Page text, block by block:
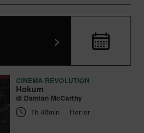
>
CINEMA REVOLUTION
Hokum
di Damian McCarthy
1h 48min
Horror